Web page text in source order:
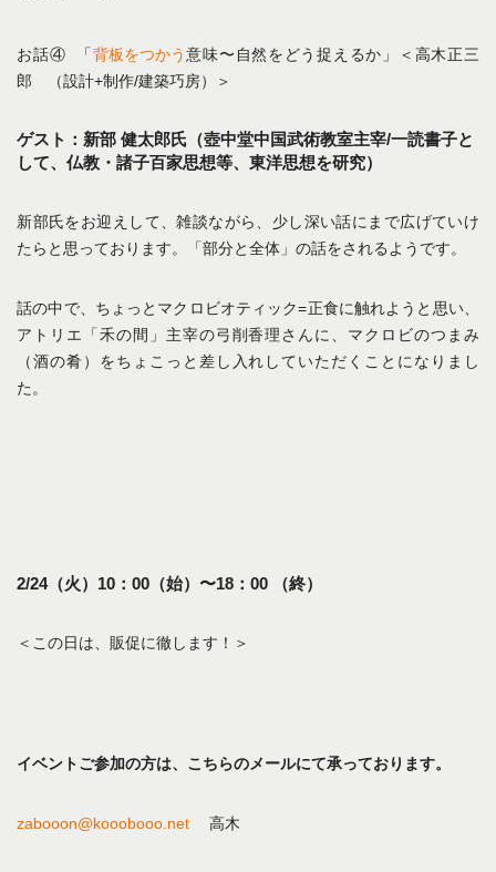
お話④ 「 背板をつかう 意味〜自然をどう捉えるか」＜高木正三
郎 （設計+制作/建築巧房）＞
ゲスト：新部 健太郎氏（壺中堂中国武術教室主宰/一読書子と
して、仏教・諸子百家思想等、東洋思想を研究）
新部氏をお迎えして、雑談ながら、少し深い話にまで広げていけ
たらと思っております。「部分と全体」の話をされるようです。
話の中で、ちょっとマクロビオティック=正食に触れようと思い、
アトリエ「禾の間」主宰の弓削香理さんに、マクロビのつまみ
（酒の肴）をちょこっと差し入れしていただくことになりまし
た。
2/24（火）10：00（始）〜18：00 （終）
＜この日は、販促に徹します！＞
イベントご参加の方は、こちらのメールにて承っております。
zabooon@kooobooo.net 高木